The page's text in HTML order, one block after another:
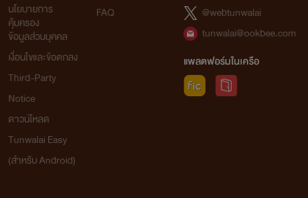
นโยบายการ
คุ้มครอง
ข้อมูลส่วนบุคคล
เงื่อนไขและข้อตกลง
Third-Party
Notice
ดาวน์โหลด
Tunwalai Easy
(สำหรับ Android)
FAQ
@webtunwalai
tunwalai@ookbee.com
แพลตฟอร์มในเครือ